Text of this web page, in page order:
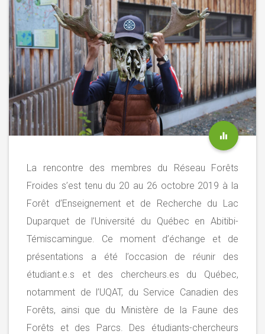
La rencontre des membres du Réseau Forêts
Froides s’est tenu du 20 au 26 octobre 2019 à la
Forêt d’Enseignement et de Recherche du Lac
Duparquet de l’Université du Québec en Abitibi-
Témiscamingue. Ce moment d’échange et de
présentations a été l’occasion de réunir des
étudiant.e.s et des chercheurs.es du Québec,
notamment de l’UQAT, du Service Canadien des
Forêts, ainsi que du Ministère de la Faune des
Forêts et des Parcs. Des étudiants-chercheurs